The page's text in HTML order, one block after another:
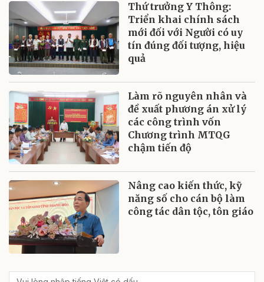
Thứ trưởng Y Thông:
Triển khai chính sách
mới đối với Người có uy
tín đúng đối tượng, hiệu
quả
Làm rõ nguyên nhân và
đề xuất phương án xử lý
các công trình vốn
Chương trình MTQG
chậm tiến độ
Nâng cao kiến thức, kỹ
năng số cho cán bộ làm
công tác dân tộc, tôn giáo